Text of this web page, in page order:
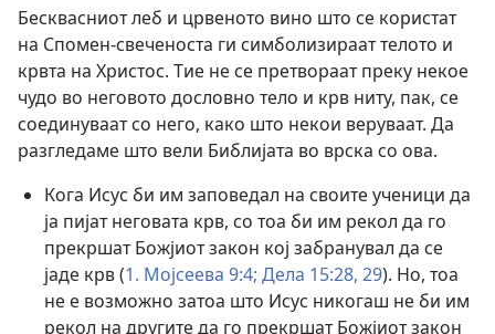
Бесквасниот леб и црвеното вино што се користат
на Спомен-свеченоста ги симболизираат телото и
крвта на Христос. Тие не се претвораат преку некое
чудо во неговото дословно тело и крв ниту, пак, се
соединуваат со него, како што некои веруваат. Да
разгледаме што вели Библијата во врска со ова.
Кога Исус би им заповедал на своите ученици да
ја пијат неговата крв, со тоа би им рекол да го
прекршат Божјиот закон кој забранувал да се
јаде крв (1. Мојсеева 9:4; Дела 15:28, 29). Но, тоа
не е возможно затоа што Исус никогаш не би им
рекол на другите да го прекршат Божјиот закон